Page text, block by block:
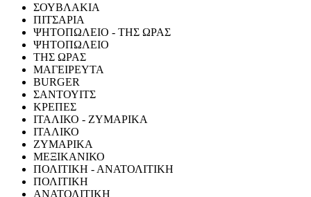
ΣΟΥΒΛΑΚΙΑ
ΠΙΤΣΑΡΙΑ
ΨΗΤΟΠΩΛΕΙΟ - ΤΗΣ ΩΡΑΣ
ΨΗΤΟΠΩΛΕΙΟ
ΤΗΣ ΩΡΑΣ
ΜΑΓΕΙΡΕΥΤΑ
BURGER
ΣΑΝΤΟΥΙΤΣ
ΚΡΕΠΕΣ
ΙΤΑΛΙΚΟ - ΖΥΜΑΡΙΚΑ
ΙΤΑΛΙΚΟ
ΖΥΜΑΡΙΚΑ
ΜΕΞΙΚΑΝΙΚΟ
ΠΟΛΙΤΙΚΗ - ΑΝΑΤΟΛΙΤΙΚΗ
ΠΟΛΙΤΙΚΗ
ΑΝΑΤΟΛΙΤΙΚΗ